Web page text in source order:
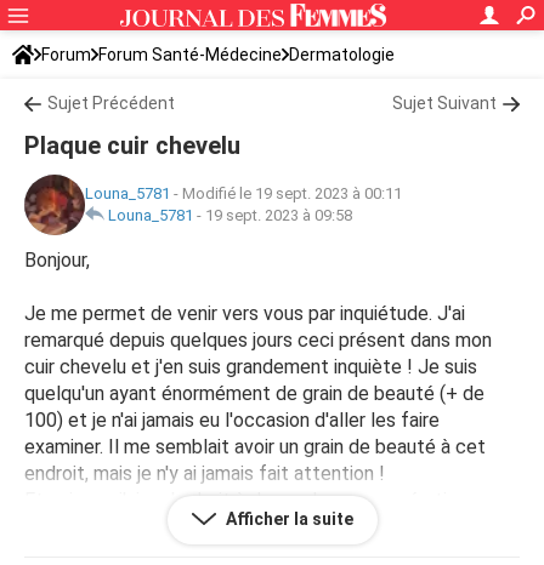
Forum Forum Santé-Médecine Dermatologie
Grains de beauté
Sujet Précédent Sujet Suivant
Plaque cuir chevelu
Louna_5781 - Modifié le 19 sept. 2023 à 00:11
Louna_5781 - 19 sept. 2023 à 09:58
Bonjour,
Je me permet de venir vers vous par inquiétude. J'ai
remarqué depuis quelques jours ceci présent dans mon
cuir chevelu et j'en suis grandement inquiète ! Je suis
quelqu'un ayant énormément de grain de beauté (+ de
100) et je n'ai jamais eu l'occasion d'aller les faire
examiner. Il me semblait avoir un grain de beauté à cet
endroit, mais je n'y ai jamais fait attention !
Et puisque j'ai eu le droit à de nombreuses opérations
étant bébé, je ne sais pas si cela pourrait être une
Afficher la suite